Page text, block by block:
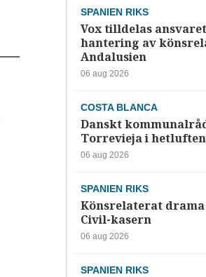
SPANIEN RIKS
Vox tilldelas
hantering av
Andalusien
06 aug 2026
COSTA BLANCA
Danskt
Torrevieja i hetluften
06 aug 2026
SPANIEN RIKS
Könsrelaterat
Civil-kasern
06 aug 2026
SPANIEN RIKS